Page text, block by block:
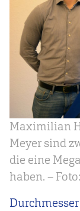
Maximilian
Meyer sind
die eine
haben. – Foto: